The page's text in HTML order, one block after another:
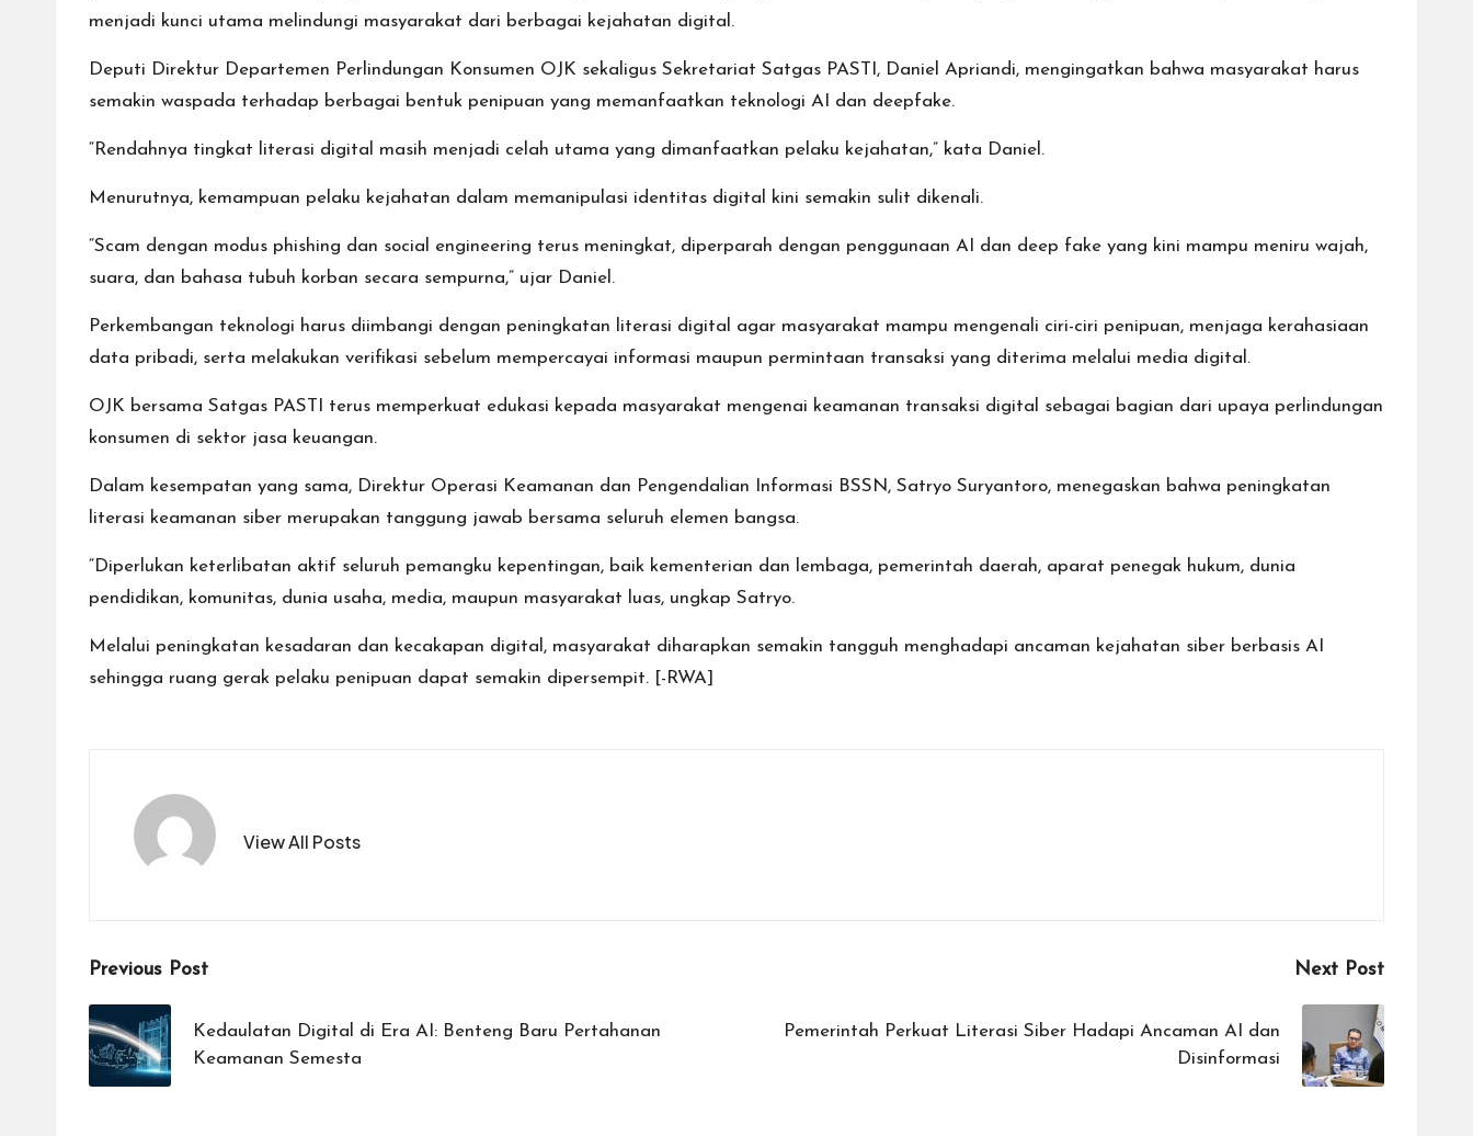
menjadi kunci utama melindungi masyarakat dari berbagai kejahatan digital.
Deputi Direktur Departemen Perlindungan Konsumen OJK sekaligus Sekretariat Satgas PASTI, Daniel Apriandi, mengingatkan bahwa masyarakat harus
semakin waspada terhadap berbagai bentuk penipuan yang memanfaatkan teknologi AI dan deepfake.
“Rendahnya tingkat literasi digital masih menjadi celah utama yang dimanfaatkan pelaku kejahatan,” kata Daniel.
Menurutnya, kemampuan pelaku kejahatan dalam memanipulasi identitas digital kini semakin sulit dikenali.
“Scam dengan modus phishing dan social engineering terus meningkat, diperparah dengan penggunaan AI dan deep fake yang kini mampu meniru wajah,
suara, dan bahasa tubuh korban secara sempurna,” ujar Daniel.
Perkembangan teknologi harus diimbangi dengan peningkatan literasi digital agar masyarakat mampu mengenali ciri-ciri penipuan, menjaga kerahasiaan
data pribadi, serta melakukan verifikasi sebelum mempercayai informasi maupun permintaan transaksi yang diterima melalui media digital.
OJK bersama Satgas PASTI terus memperkuat edukasi kepada masyarakat mengenai keamanan transaksi digital sebagai bagian dari upaya perlindungan
konsumen di sektor jasa keuangan.
Dalam kesempatan yang sama, Direktur Operasi Keamanan dan Pengendalian Informasi BSSN, Satryo Suryantoro, menegaskan bahwa peningkatan
literasi keamanan siber merupakan tanggung jawab bersama seluruh elemen bangsa.
“Diperlukan keterlibatan aktif seluruh pemangku kepentingan, baik kementerian dan lembaga, pemerintah daerah, aparat penegak hukum, dunia
pendidikan, komunitas, dunia usaha, media, maupun masyarakat luas, ungkap Satryo.
Melalui peningkatan kesadaran dan kecakapan digital, masyarakat diharapkan semakin tangguh menghadapi ancaman kejahatan siber berbasis AI
sehingga ruang gerak pelaku penipuan dapat semakin dipersempit. [-RWA]
View All Posts
Post
navigation
Previous Post
Kedaulatan Digital di Era AI: Benteng Baru Pertahanan
Keamanan Semesta
Next Post
Pemerintah Perkuat Literasi Siber Hadapi Ancaman AI dan
Disinformasi